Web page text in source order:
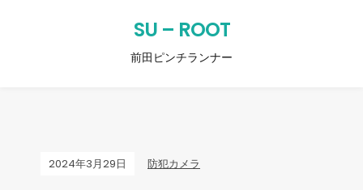
SU – ROOT
前田ピンチランナー
2024年3月29日 防犯カメラ